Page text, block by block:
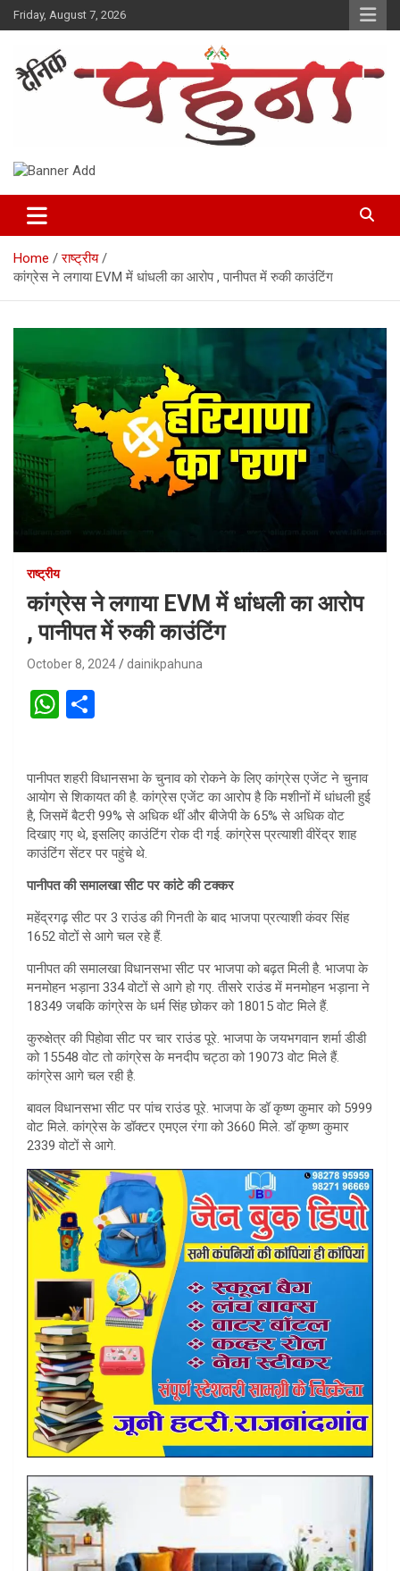
Skip
to
Friday, August 7, 2026
Dainik Pahuna
Home
राष्ट्रीय
कांग्रेस ने लगाया EVM में धांधली का आरोप , पानीपत में रुकी काउंटिंग
राष्ट्रीय
कांग्रेस ने लगाया EVM में धांधली का आरोप
, पानीपत में रुकी काउंटिंग
October 8, 2024 dainikpahuna
W
s
A
p
p
e
पानीपत शहरी विधानसभा के चुनाव को रोकने के लिए कांग्रेस एजेंट ने चुनाव
आयोग से शिकायत की है. कांग्रेस एजेंट का आरोप है कि मशीनों में धांधली हुई
है, जिसमें बैटरी 99% से अधिक थीं और बीजेपी के 65% से अधिक वोट
दिखाए गए थे, इसलिए काउंटिंग रोक दी गई. कांग्रेस प्रत्याशी वीरेंद्र शाह
काउंटिंग सेंटर पर पहुंचे थे.
पानीपत की समालखा सीट पर कांटे की टक्कर
महेंद्रगढ़ सीट पर 3 राउंड की गिनती के बाद भाजपा प्रत्याशी कंवर सिंह
1652 वोटों से आगे चल रहे हैं.
पानीपत की समालखा विधानसभा सीट पर भाजपा को बढ़त मिली है. भाजपा के
मनमोहन भड़ाना 334 वोटों से आगे हो गए. तीसरे राउंड में मनमोहन भड़ाना ने
18349 जबकि कांग्रेस के धर्म सिंह छोकर को 18015 वोट मिले हैं.
कुरुक्षेत्र की पिहोवा सीट पर चार राउंड पूरे. भाजपा के जयभगवान शर्मा डीडी
को 15548 वोट तो कांग्रेस के मनदीप चट्ठा को 19073 वोट मिले हैं.
कांग्रेस आगे चल रही है.
बावल विधानसभा सीट पर पांच राउंड पूरे. भाजपा के डॉ कृष्ण कुमार को 5999
वोट मिले. कांग्रेस के डॉक्टर एमएल रंगा को 3660 मिले. डॉ कृष्ण कुमार
2339 वोटों से आगे.